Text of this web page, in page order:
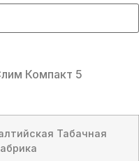
660,00 ₽.
Компакт 5
Табачная